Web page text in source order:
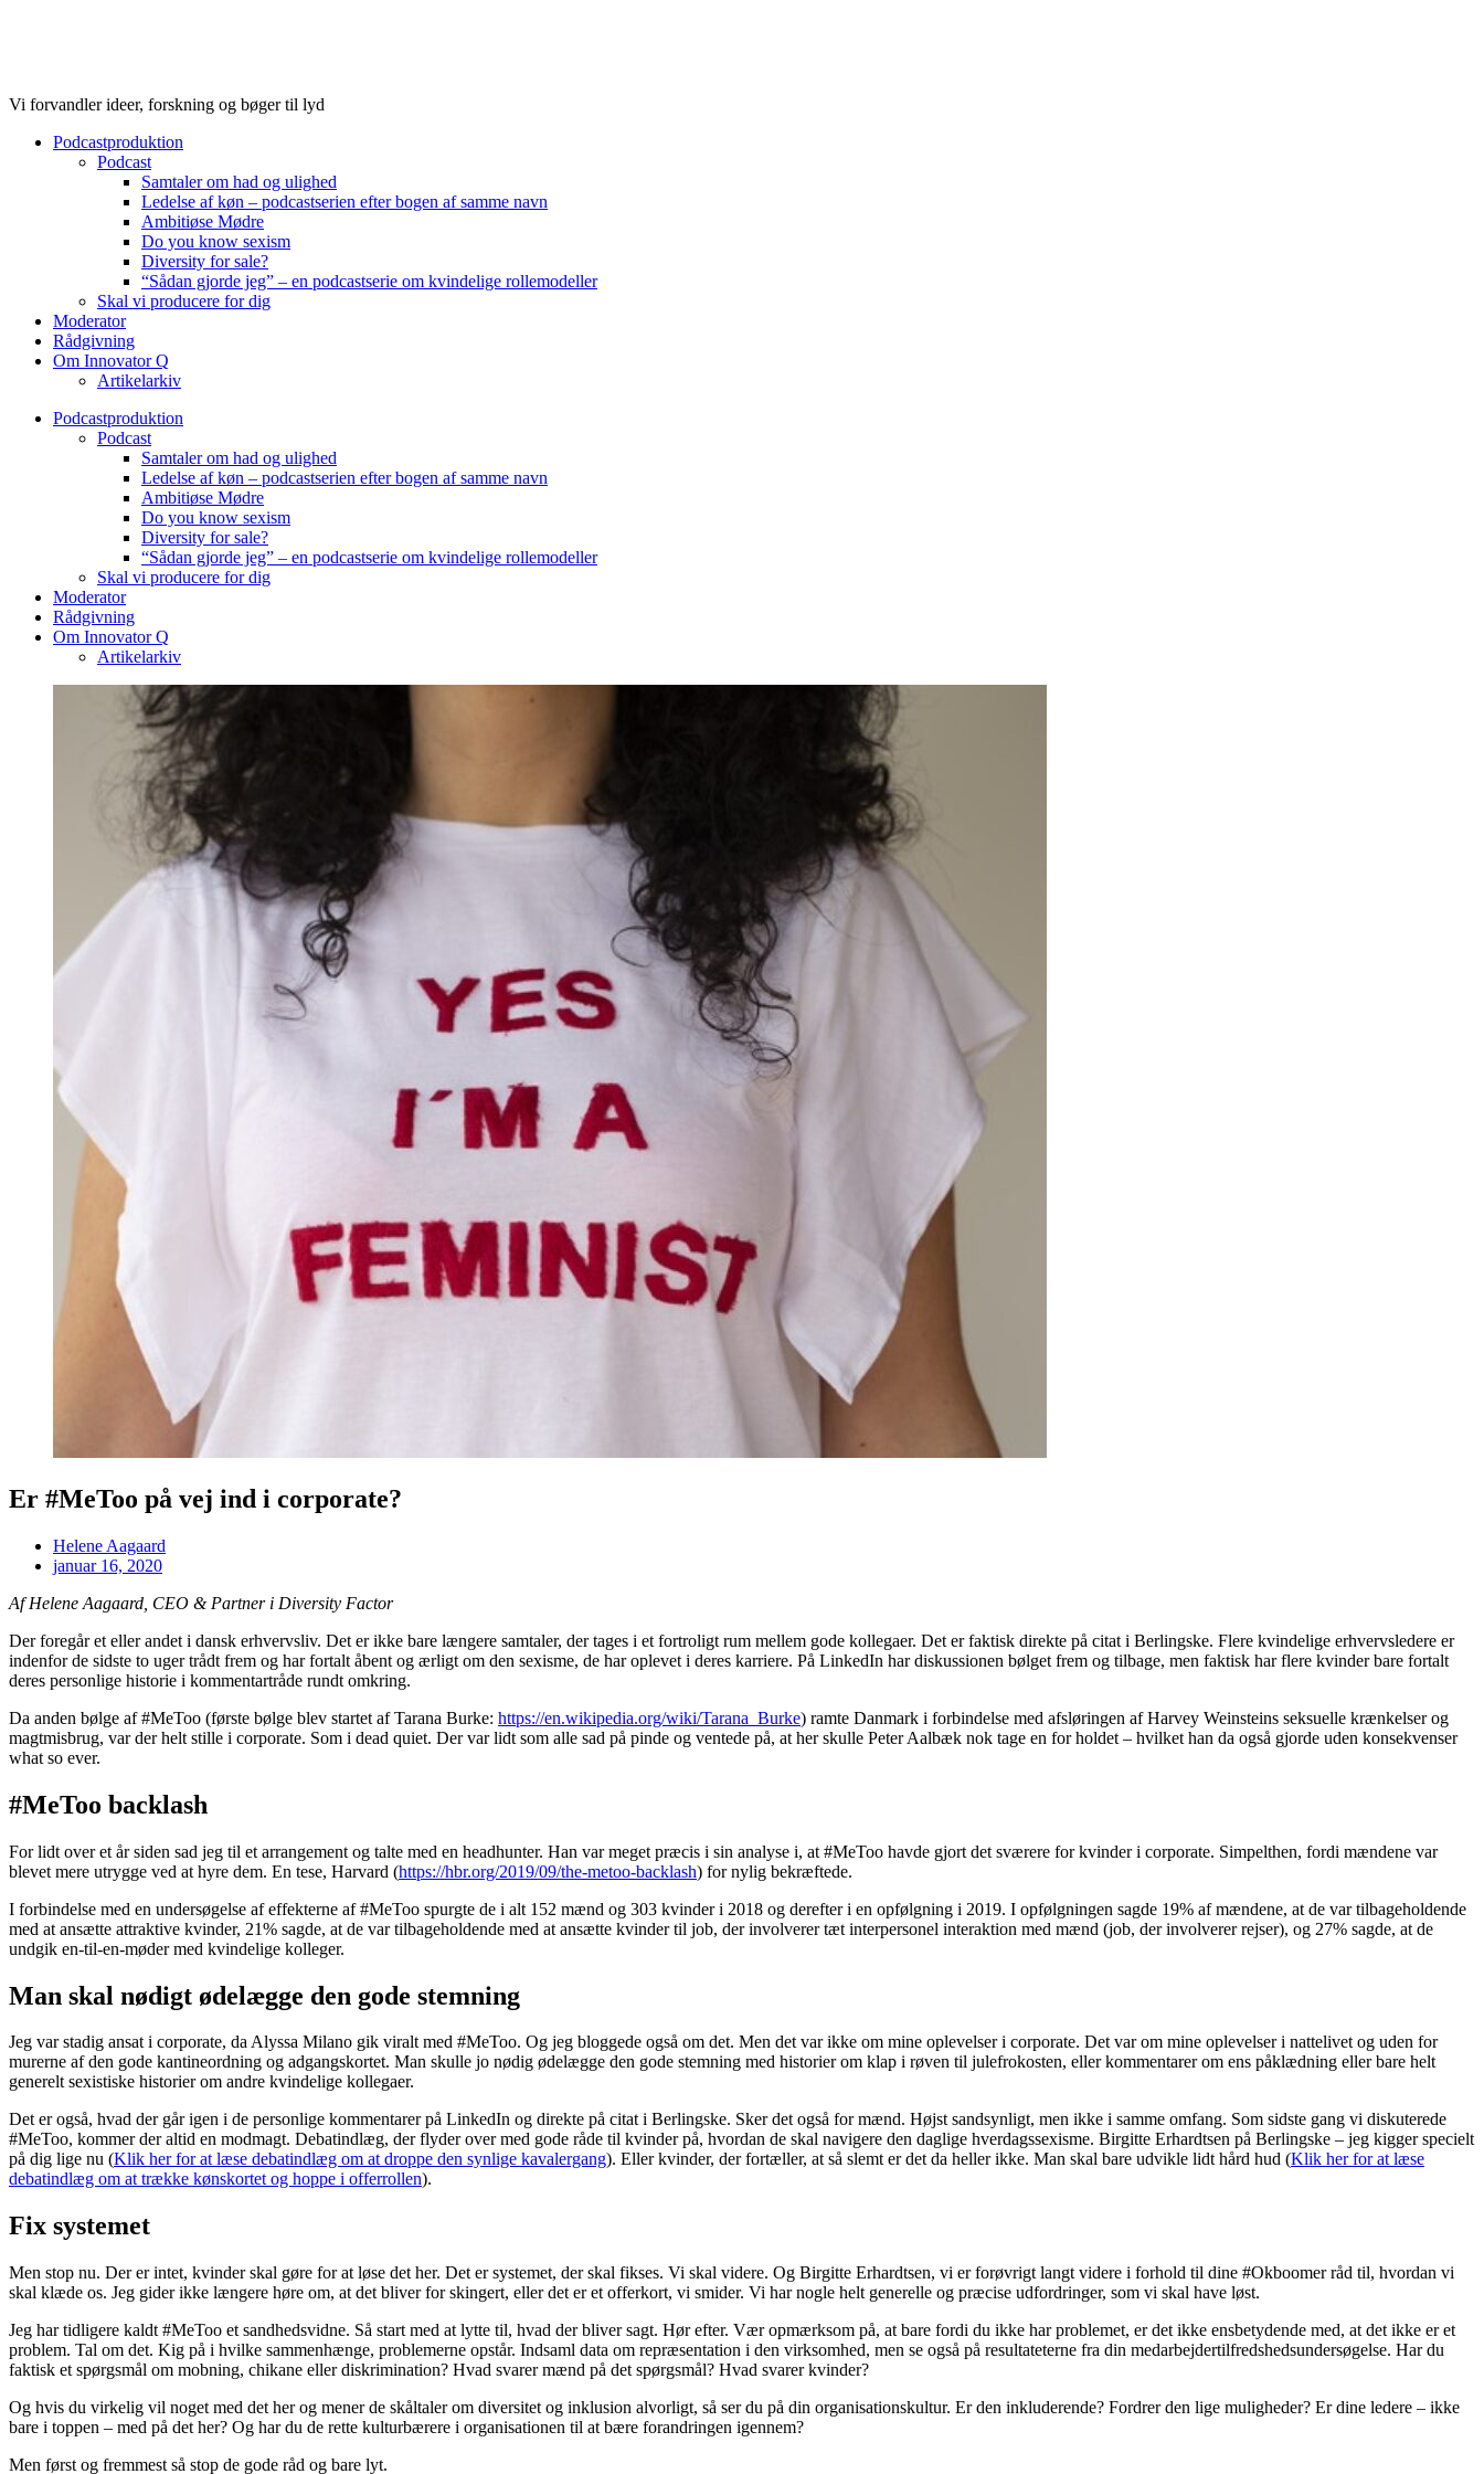
Vi forvandler ideer, forskning og bøger til lyd
Podcastproduktion
Podcast
Samtaler om had og ulighed
Ledelse af køn – podcastserien efter bogen af samme navn
Ambitiøse Mødre
Do you know sexism
Diversity for sale?
“Sådan gjorde jeg” – en podcastserie om kvindelige rollemodeller
Skal vi producere for dig
Moderator
Rådgivning
Om Innovator Q
Artikelarkiv
Podcastproduktion
Podcast
Samtaler om had og ulighed
Ledelse af køn – podcastserien efter bogen af samme navn
Ambitiøse Mødre
Do you know sexism
Diversity for sale?
“Sådan gjorde jeg” – en podcastserie om kvindelige rollemodeller
Skal vi producere for dig
Moderator
Rådgivning
Om Innovator Q
Artikelarkiv
Er #MeToo på vej ind i corporate?
Helene Aagaard
januar 16, 2020
Af Helene Aagaard, CEO & Partner i Diversity Factor
Der foregår et eller andet i dansk erhvervsliv. Det er ikke bare længere samtaler, der tages i et fortroligt rum mellem gode kollegaer. Det er faktisk direkte på citat i Berlingske. Flere kvindelige erhvervsledere er
indenfor de sidste to uger trådt frem og har fortalt åbent og ærligt om den sexisme, de har oplevet i deres karriere. På LinkedIn har diskussionen bølget frem og tilbage, men faktisk har flere kvinder bare fortalt
deres personlige historie i kommentartråde rundt omkring.
Da anden bølge af #MeToo (første bølge blev startet af Tarana Burke: https://en.wikipedia.org/wiki/Tarana_Burke) ramte Danmark i forbindelse med afsløringen af Harvey Weinsteins seksuelle krænkelser og
magtmisbrug, var der helt stille i corporate. Som i dead quiet. Der var lidt som alle sad på pinde og ventede på, at her skulle Peter Aalbæk nok tage en for holdet – hvilket han da også gjorde uden konsekvenser
what so ever.
#MeToo backlash
For lidt over et år siden sad jeg til et arrangement og talte med en headhunter. Han var meget præcis i sin analyse i, at #MeToo havde gjort det sværere for kvinder i corporate. Simpelthen, fordi mændene var
blevet mere utrygge ved at hyre dem. En tese, Harvard (https://hbr.org/2019/09/the-metoo-backlash) for nylig bekræftede.
I forbindelse med en undersøgelse af effekterne af #MeToo spurgte de i alt 152 mænd og 303 kvinder i 2018 og derefter i en opfølgning i 2019. I opfølgningen sagde 19% af mændene, at de var tilbageholdende
med at ansætte attraktive kvinder, 21% sagde, at de var tilbageholdende med at ansætte kvinder til job, der involverer tæt interpersonel interaktion med mænd (job, der involverer rejser), og 27% sagde, at de
undgik en-til-en-møder med kvindelige kolleger.
Man skal nødigt ødelægge den gode stemning
Jeg var stadig ansat i corporate, da Alyssa Milano gik viralt med #MeToo. Og jeg bloggede også om det. Men det var ikke om mine oplevelser i corporate. Det var om mine oplevelser i nattelivet og uden for
murerne af den gode kantineordning og adgangskortet. Man skulle jo nødig ødelægge den gode stemning med historier om klap i røven til julefrokosten, eller kommentarer om ens påklædning eller bare helt
generelt sexistiske historier om andre kvindelige kollegaer.
Det er også, hvad der går igen i de personlige kommentarer på LinkedIn og direkte på citat i Berlingske. Sker det også for mænd. Højst sandsynligt, men ikke i samme omfang. Som sidste gang vi diskuterede
#MeToo, kommer der altid en modmagt. Debatindlæg, der flyder over med gode råde til kvinder på, hvordan de skal navigere den daglige hverdagssexisme. Birgitte Erhardtsen på Berlingske – jeg kigger specielt
på dig lige nu (Klik her for at læse debatindlæg om at droppe den synlige kavalergang). Eller kvinder, der fortæller, at så slemt er det da heller ikke. Man skal bare udvikle lidt hård hud (Klik her for at læse
debatindlæg om at trække kønskortet og hoppe i offerrollen).
Fix systemet
Men stop nu. Der er intet, kvinder skal gøre for at løse det her. Det er systemet, der skal fikses. Vi skal videre. Og Birgitte Erhardtsen, vi er forøvrigt langt videre i forhold til dine #Okboomer råd til, hvordan vi
skal klæde os. Jeg gider ikke længere høre om, at det bliver for skingert, eller det er et offerkort, vi smider. Vi har nogle helt generelle og præcise udfordringer, som vi skal have løst.
Jeg har tidligere kaldt #MeToo et sandhedsvidne. Så start med at lytte til, hvad der bliver sagt. Hør efter. Vær opmærksom på, at bare fordi du ikke har problemet, er det ikke ensbetydende med, at det ikke er et
problem. Tal om det. Kig på i hvilke sammenhænge, problemerne opstår. Indsaml data om repræsentation i den virksomhed, men se også på resultateterne fra din medarbejdertilfredshedsundersøgelse. Har du
faktisk et spørgsmål om mobning, chikane eller diskrimination? Hvad svarer mænd på det spørgsmål? Hvad svarer kvinder?
Og hvis du virkelig vil noget med det her og mener de skåltaler om diversitet og inklusion alvorligt, så ser du på din organisationskultur. Er den inkluderende? Fordrer den lige muligheder? Er dine ledere – ikke
bare i toppen – med på det her? Og har du de rette kulturbærere i organisationen til at bære forandringen igennem?
Men først og fremmest så stop de gode råd og bare lyt.